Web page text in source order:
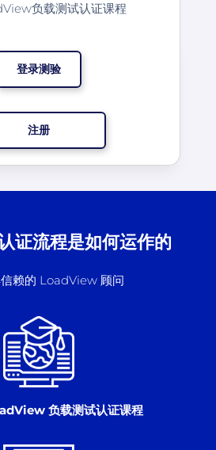
负载测试认证课程
登录测验
注册
证流程是如何运作的
赖的 LoadView 顾问
负载测试认证课程